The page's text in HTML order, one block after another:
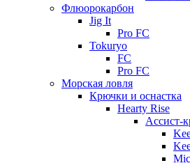
Флюорокарбон
Jig It
Pro FC
Tokuryo
FC
Pro FC
Морская ловля
Крючки и оснастка
Hearty Rise
Ассист-